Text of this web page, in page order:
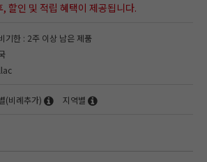
할인 및 적립 혜택이 제공됩니다.
기한 : 2주 이상 남은 제품
(비례추가) 지역별